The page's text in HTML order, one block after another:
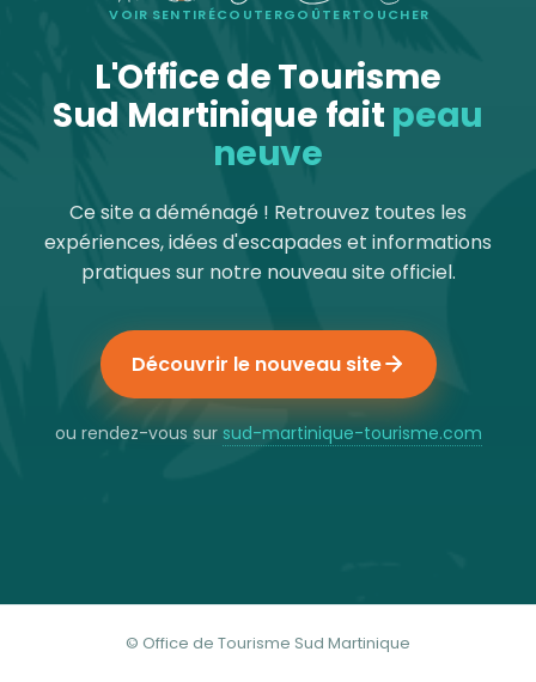
VOIR SENTIRÉCOUTERGOÛTERTOUCHER
L'Office de Tourisme
Sud Martinique fait peau
neuve
Ce site a déménagé ! Retrouvez toutes les
expériences, idées d'escapades et informations
pratiques sur notre nouveau site officiel.
Découvrir le nouveau site
ou rendez-vous sur sud-martinique-tourisme.com
© Office de Tourisme Sud Martinique